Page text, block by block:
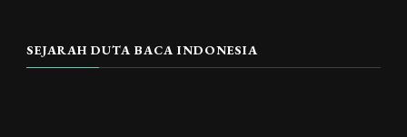
SEJARAH DUTA BACA INDONESIA